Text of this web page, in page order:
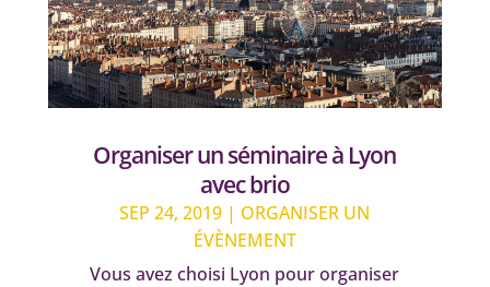
Organiser un séminaire à Lyon
avec brio
SEP 24, 2019 | ORGANISER UN
ÉVÈNEMENT
Vous avez choisi Lyon pour organiser